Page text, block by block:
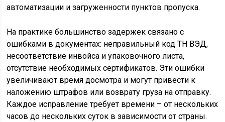
автоматизации и загруженности пунктов пропуска.
На практике большинство задержек связано с
ошибками в документах: неправильный код ТН ВЭД,
несоответствие инвойса и упаковочного листа,
отсутствие необходимых сертификатов. Эти ошибки
увеличивают время досмотра и могут привести к
наложению штрафов или возврату груза на отправку.
Каждое исправление требует времени – от нескольких
часов до нескольких суток в зависимости от страны.